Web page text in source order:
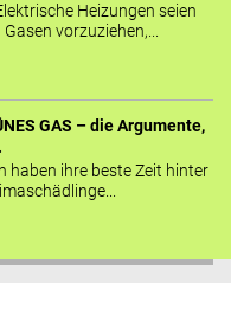
Heizungen seien
vorzuziehen,...
GAS – die Argumente,
haben ihre beste Zeit hinter